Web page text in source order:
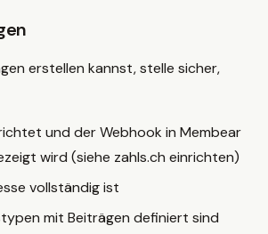
erstellen kannst, stelle sicher,
und der Webhook in Membear
wird (siehe zahls.ch einrichten)
vollständig ist
mit Beiträgen definiert sind